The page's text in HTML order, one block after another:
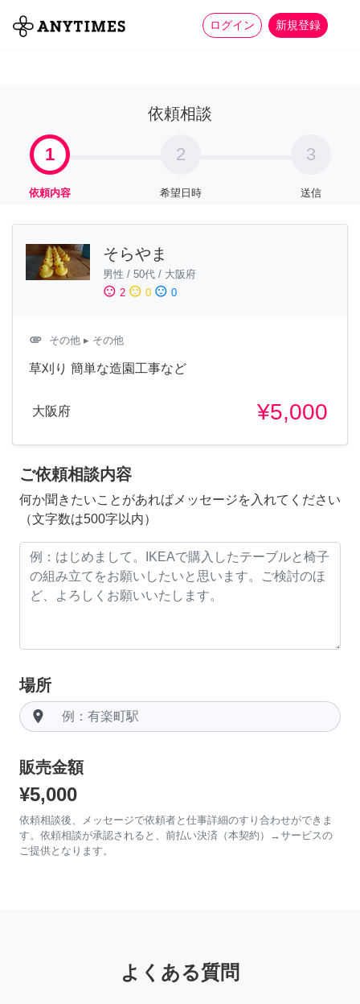
ログイン 新規登録
全て 家事 more_horiz
依頼相談
1
依頼内容
2
希望日時
3
送信
そらやま
男性 / 50代 / 大阪府
sentiment_satisfied 2 sentiment_neutral 0 sentiment_dissatisfied 0
attachment その他 ▸ その他
草刈り 簡単な造園工事など
大阪府 ¥5,000
ご依頼相談内容
何か聞きたいことがあればメッセージを入れてください
（文字数は500字以内）
場所
room
販売金額
¥5,000
依頼相談後、メッセージで依頼者と仕事詳細のすり合わせができま
す。依頼相談が承認されると、前払い決済（本契約）→サービスの
ご提供となります。
よくある質問